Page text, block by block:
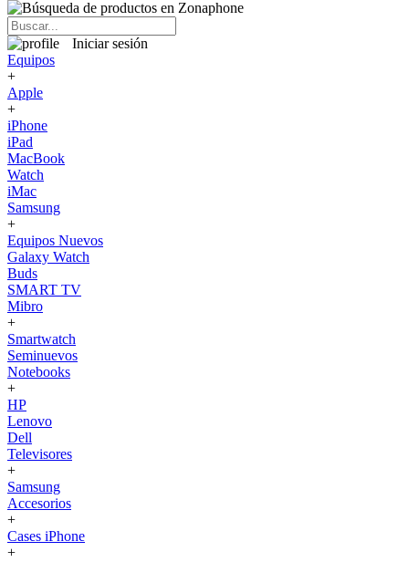
Iniciar sesión
Equipos
+
Apple
+
iPhone
iPad
MacBook
Watch
iMac
Samsung
+
Equipos Nuevos
Galaxy Watch
Buds
SMART TV
Mibro
+
Smartwatch
Seminuevos
Notebooks
+
HP
Lenovo
Dell
Televisores
+
Samsung
Accesorios
+
Cases iPhone
+